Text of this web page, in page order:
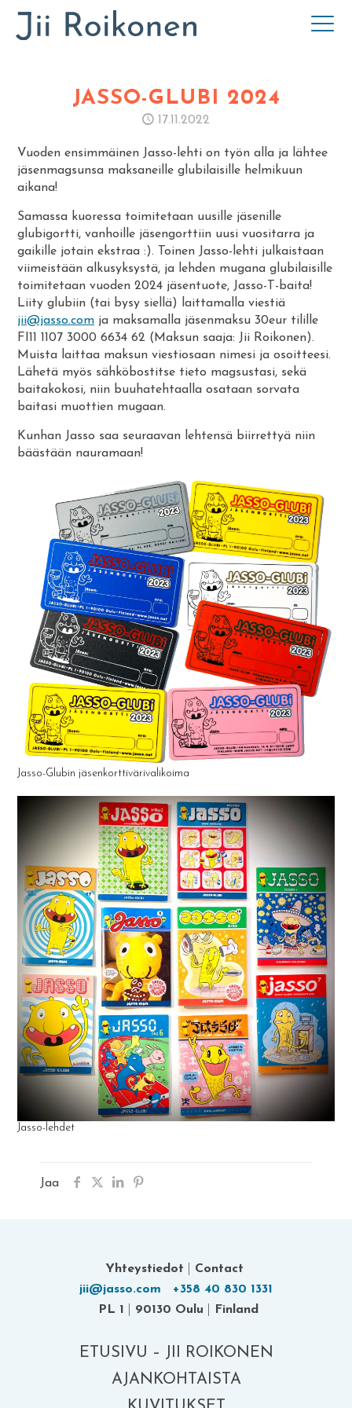
JASSO-GLUBI 2024
17.11.2022
Vuoden ensimmäinen Jasso-lehti on työn alla ja lähtee
jäsenmagsunsa maksaneille glubilaisille helmikuun
aikana!
Samassa kuoressa toimitetaan uusille jäsenille
glubigortti, vanhoille jäsengorttiin uusi vuositarra ja
gaikille jotain ekstraa :). Toinen Jasso-lehti julkaistaan
viimeistään alkusyksystä, ja lehden mugana glubilaisille
toimitetaan vuoden 2024 jäsentuote, Jasso-T-baita!
Liity glubiin (tai bysy siellä) laittamalla viestiä
jii@jasso.com ja maksamalla jäsenmaksu 30eur tilille
FI11 1107 3000 6634 62 (Maksun saaja: Jii Roikonen).
Muista laittaa maksun viestiosaan nimesi ja osoitteesi.
Lähetä myös sähköbostitse tieto magsustasi, sekä
baitakokosi, niin buuhatehtaalla osataan sorvata
baitasi muottien mugaan.
Kunhan Jasso saa seuraavan lehtensä biirrettyä niin
bäästään nauramaan!
Jasso-Glubin jäsenkorttivärivalikoima
Jasso-lehdet
Jaa
Yhteystiedot
Contact
jii@jasso.com
+358 40 830 1331
PL 1
90130 Oulu Finland
ETUSIVU – JII ROIKONEN
AJANKOHTAISTA